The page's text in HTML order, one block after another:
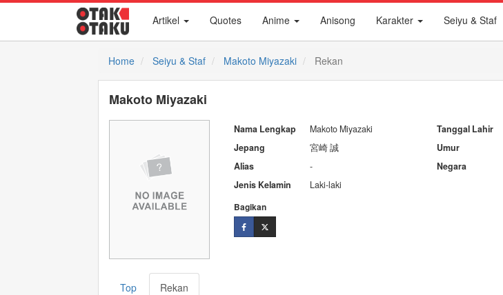
Artikel Quotes Anime Anisong Karakter Seiyu & Staf
Home Seiyu & Staf Makoto Miyazaki Rekan
Makoto Miyazaki
Nama Lengkap
Makoto Miyazaki
Jepang
宮崎 誠
Alias
-
Jenis Kelamin
Laki-laki
Tanggal Lahir
Umur
Negara
Bagikan
Top Rekan